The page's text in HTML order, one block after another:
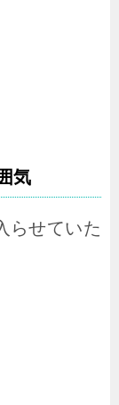
気
らせていた